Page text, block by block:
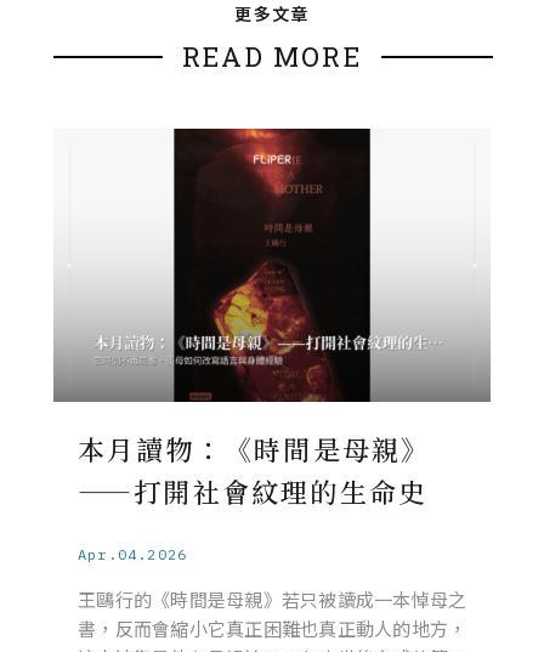
更多文章
READ MORE
本月讀物：《時間是母親》
——打開社會紋理的生命史
Apr.04.2026
王鷗行的《時間是母親》若只被讀成一本悼母之
書，反而會縮小它真正困難也真正動人的地方，